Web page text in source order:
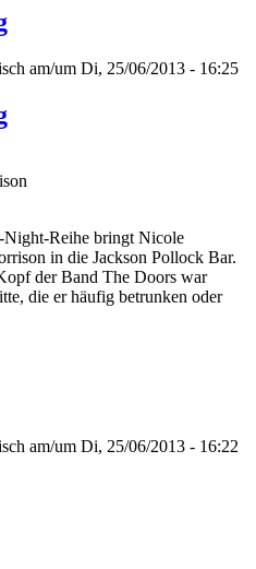
am/um Di, 25/06/2013 - 16:25
Night-Reihe bringt Nicole
in die Jackson Pollock Bar.
der Band The Doors war
die er häufig betrunken oder
am/um Di, 25/06/2013 - 16:22